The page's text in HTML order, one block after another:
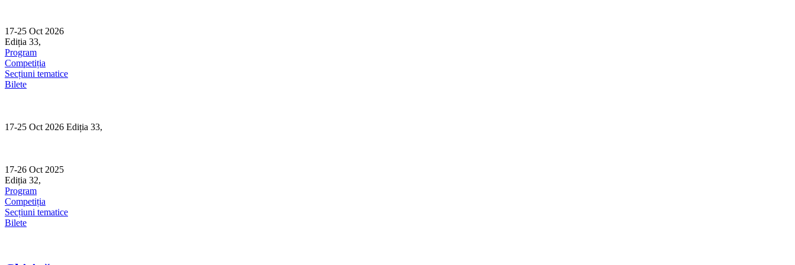
content
17-25 Oct 2026
Ediția 33,
Program
Competiția
Secțiuni tematice
Bilete
17-25 Oct 2026 Ediția 33,
17-26 Oct 2025
Ediția 32,
Program
Competiția
Secțiuni tematice
Bilete